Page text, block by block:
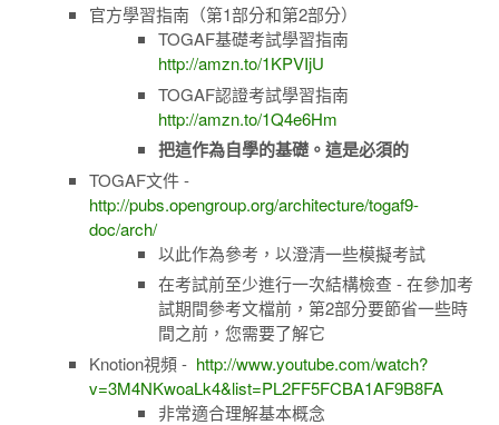
官方學習指南（第1部分和第2部分）
TOGAF基礎考試學習指南
http://amzn.to/1KPVIjU
TOGAF認證考試學習指南
http://amzn.to/1Q4e6Hm
把這作為自學的基礎。這是必須的
TOGAF文件 -
http://pubs.opengroup.org/architecture/togaf9-
doc/arch/
以此作為參考，以澄清一些模擬考試
在考試前至少進行一次結構檢查 - 在參加考
試期間參考文檔前，第2部分要節省一些時
間之前，您需要了解它
Knotion視頻 - http://www.youtube.com/watch?
v=3M4NKwoaLk4&list=PL2FF5FCBA1AF9B8FA
非常適合理解基本概念